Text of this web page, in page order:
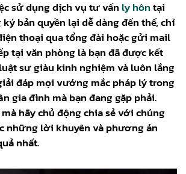
sử dụng dịch vụ tư vấn ly hôntại
bản quyền lại dễ dàng đến thế, chỉ
thoại qua tổng đài hoặc gửi mail
tại văn phòng là bạn đã được kết
sư giàu kinh nghiệm và luôn lắng
đáp mọi vướng mắc pháp lý trong
gia đình mà bạn đang gặp phải.
hãy chủ động chia sẻ với chúng
những lời khuyên và phương án
nhất.